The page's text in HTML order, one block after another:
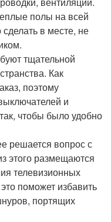
полы на всей
в месте, не
тщательной
Как
поэтому
и
чтобы было удобно
решается вопрос с
этого размещаются
телевизионных
поможет избавить
портящих